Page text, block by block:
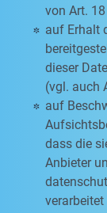
von Art. 18
auf Erhalt
dieser
(vgl. auch
auf
dass die
Anbieter
verarbeitet